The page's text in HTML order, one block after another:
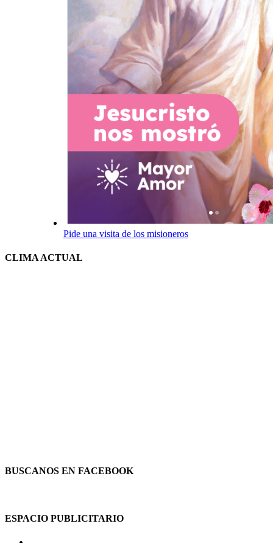
Pide una visita de los misioneros
CLIMA ACTUAL
BUSCANOS EN FACEBOOK
ESPACIO PUBLICITARIO